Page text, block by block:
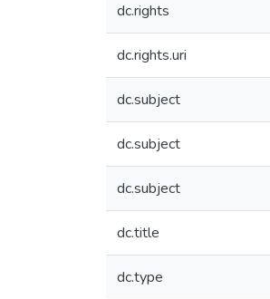
dc.rights
dc.rights.uri
dc.subject
dc.subject
dc.subject
dc.title
dc.type